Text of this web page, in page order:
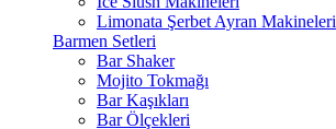
Limonata Şerbet Ayran Makineleri
Barmen Setleri
Bar Shaker
Mojito Tokmağı
Bar Kaşıkları
Bar Ölçekleri